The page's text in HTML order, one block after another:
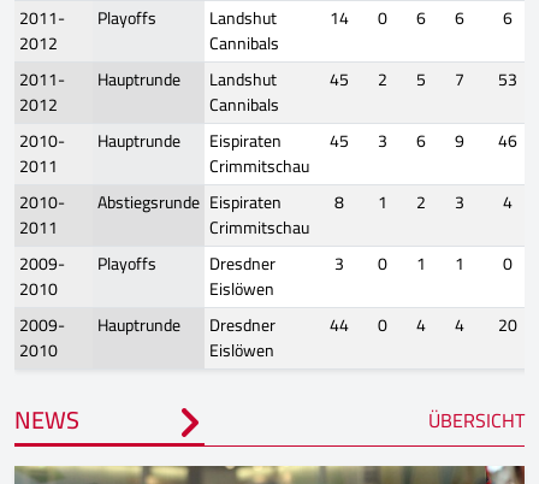
2011-
2012
Playoffs
Landshut
Cannibals
14 0 6 6
6
2011-
2012
Hauptrunde
Landshut
Cannibals
45 2 5 7
53
2010-
2011
Hauptrunde
Eispiraten
Crimmitschau
45 3 6 9
46
2010-
2011
Abstiegsrunde Eispiraten
Crimmitschau
8 1 2 3
4
2009-
2010
Playoffs
Dresdner
Eislöwen
3 0 1 1
0
2009-
2010
Hauptrunde
Dresdner
Eislöwen
44 0 4 4 20
NEWS ÜBERSICHT